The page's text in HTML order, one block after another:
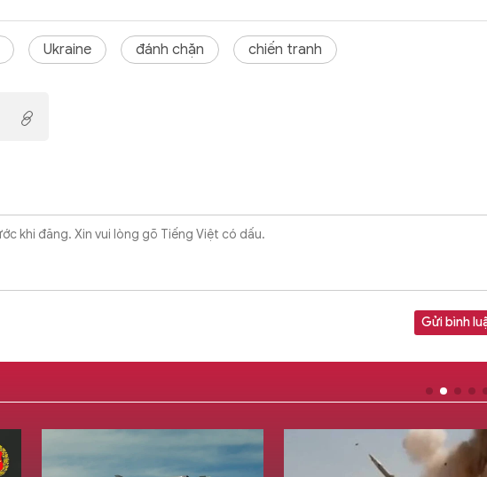
Ukraine đánh chặn chiến tranh
Gửi bình